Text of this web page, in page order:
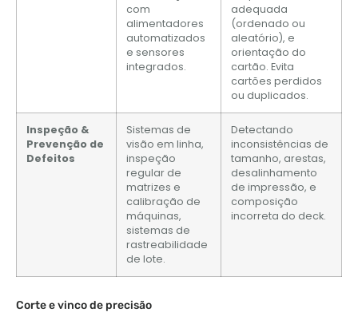
com
alimentadores
automatizados
e sensores
integrados.
adequada
(ordenado ou
aleatório), e
orientação do
cartão. Evita
cartões perdidos
ou duplicados.
Inspeção &
Prevenção de
Defeitos
Sistemas de
visão em linha,
inspeção
regular de
matrizes e
calibração de
máquinas,
sistemas de
rastreabilidade
de lote.
Detectando
inconsistências de
tamanho, arestas,
desalinhamento
de impressão, e
composição
incorreta do deck.
Corte e vinco de precisão